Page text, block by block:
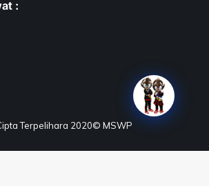
:
Terpelihara 2020© MSWP